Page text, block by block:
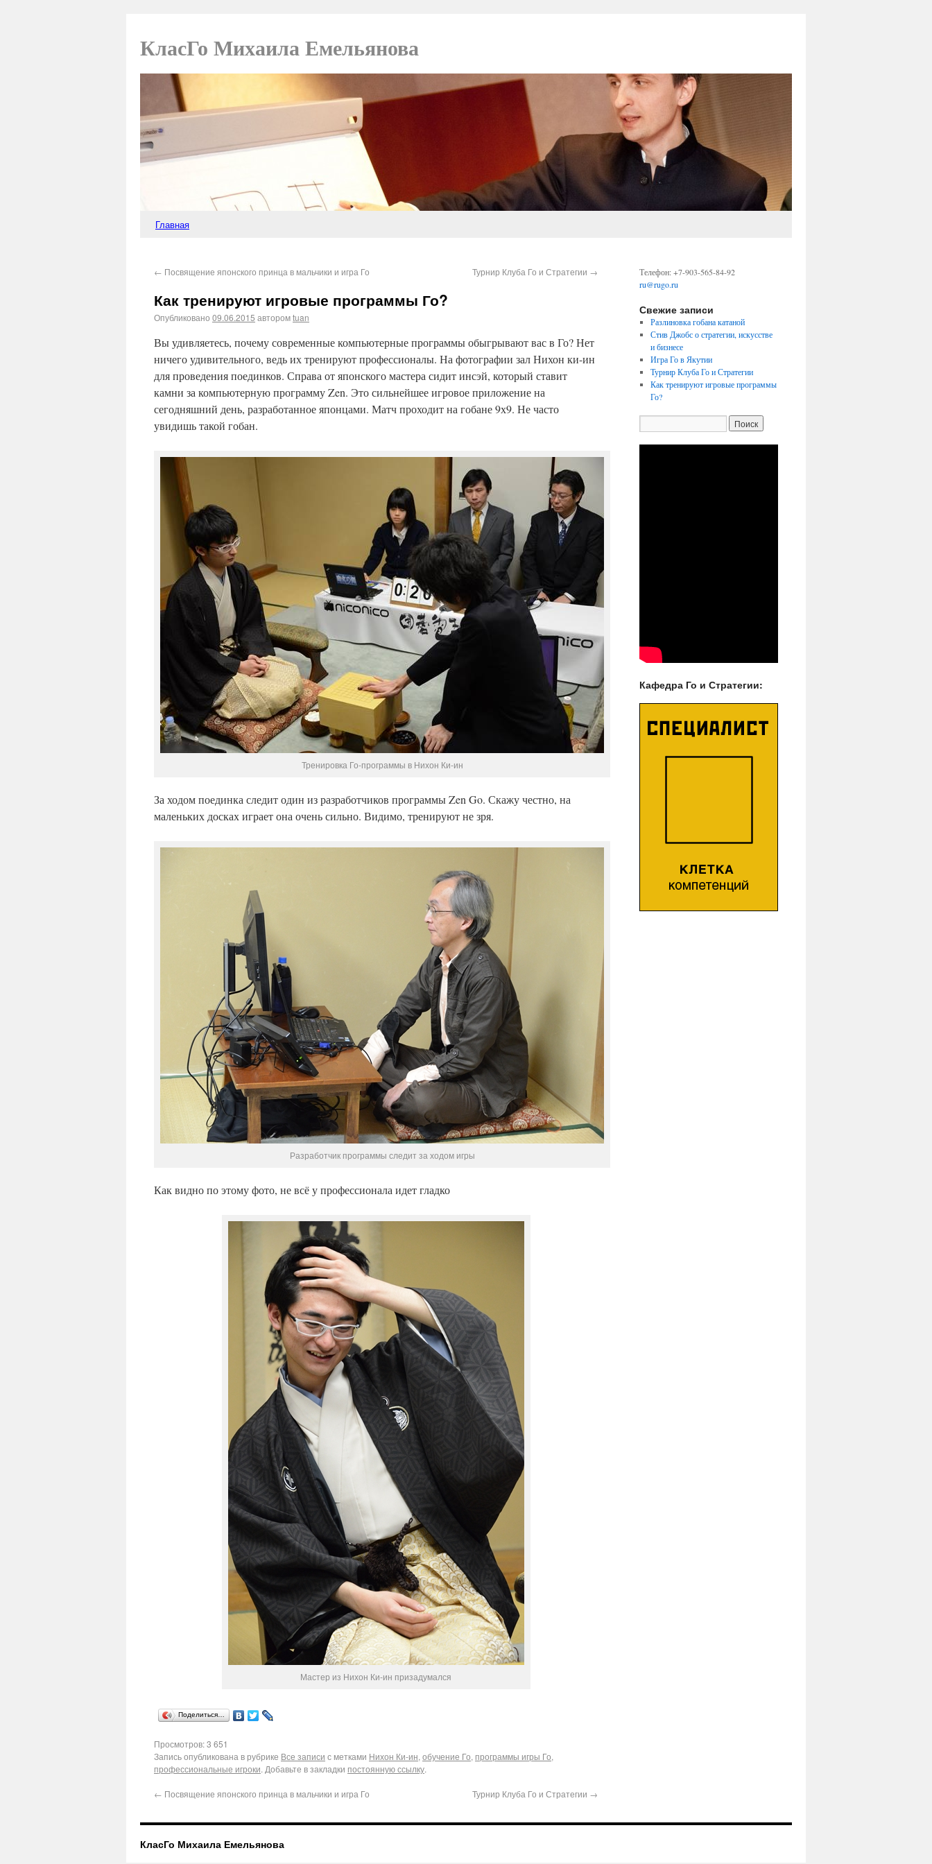
КласГо Михаила Емельянова
Главная
← Посвящение японского принца в мальчики и игра Го Турнир Клуба Го и Стратегии →
Как тренируют игровые программы Го?
Опубликовано 09.06.2015 авторомtuan
Вы удивляетесь, почему современные компьютерные программы обыгрывают вас в Го? Нет
ничего удивительного, ведь их тренируют профессионалы. На фотографии зал Нихон ки-ин
для проведения поединков. Справа от японского мастера сидит инсэй, который ставит
камни за компьютерную программу Zen. Это сильнейшее игровое приложение на
сегодняшний день, разработанное японцами. Матч проходит на гобане 9х9. Не часто
увидишь такой гобан.
Тренировка Го-программы в Нихон Ки-ин
За ходом поединка следит один из разработчиков программы Zen Go. Скажу честно, на
маленьких досках играет она очень сильно. Видимо, тренируют не зря.
Разработчик программы следит за ходом игры
Как видно по этому фото, не всё у профессионала идет гладко
Мастер из Нихон Ки-ин призадумался
Поделиться…
Просмотров: 3 651
Запись опубликована в рубрике Все записи с метками Нихон Ки-ин, обучение Го, программы игры Го,
профессиональные игроки. Добавьте в закладки постоянную ссылку.
← Посвящение японского принца в мальчики и игра Го Турнир Клуба Го и Стратегии →
Телефон: +7-903-565-84-92
ru@rugo.ru
Свежие записи
Разлиновка гобана катаной
Стив Джобс о стратегии, искусстве
и бизнесе
Игра Го в Якутии
Турнир Клуба Го и Стратегии
Как тренируют игровые программы
Го?
Кафедра Го и Стратегии:
КласГо Михаила Емельянова